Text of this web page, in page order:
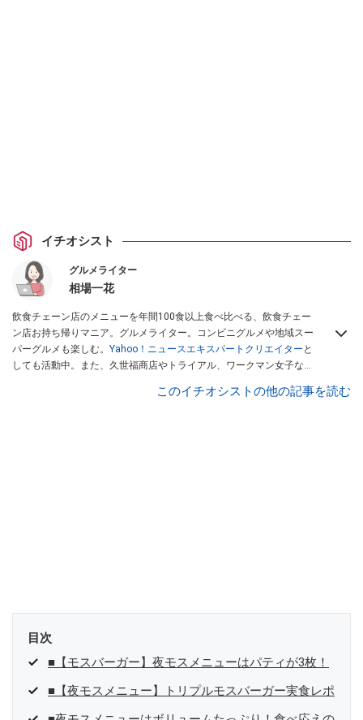
イチオシスト
グルメライター
相場一花
飲食チェーン店のメニューを年間100食以上食べ比べる、飲食チェー
ン店お持ち帰りマニア。グルメライター。コンビニグルメや地域スー
パーグルメも楽しむ。 Yahoo！ニュースエキスパートクリエイター と
しても活動中。また、久世福商店やトライアル、ワークマン女子など
、集英社「週刊プレイボーイ」、宝島
このイチオシストの他の記事を読む
目次
■【モスバーガー】夜モスメニューはパティが3枚！
■【夜モスメニュー】トリプルモスバーガー実食レポ